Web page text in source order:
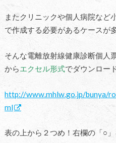
またクリニックや個人病院など
で作成する必要があるケースが
そんな電離放射線健康診断個人
からエクセル形式でダウンロー
http://www.mhlw.go.jp/bunya/
ml
表の上から２つめ！右欄の「○